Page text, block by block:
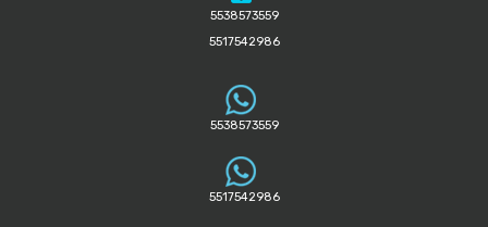
5538573559
5517542986
5538573559
5517542986